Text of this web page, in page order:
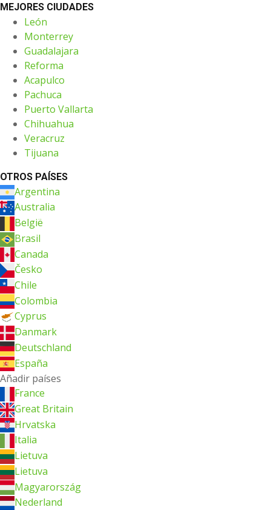
MEJORES CIUDADES
León
Monterrey
Guadalajara
Reforma
Acapulco
Pachuca
Puerto Vallarta
Chihuahua
Veracruz
Tijuana
OTROS PAÍSES
Argentina
Australia
België
Brasil
Canada
Česko
Chile
Colombia
Cyprus
Danmark
Deutschland
España
Añadir países
France
Great Britain
Hrvatska
Italia
Lietuva
Lietuva
Magyarország
Nederland